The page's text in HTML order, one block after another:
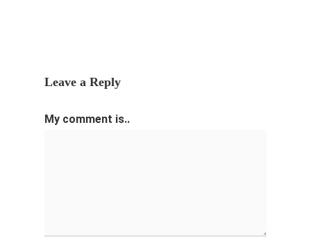
Leave a Reply
My comment is..